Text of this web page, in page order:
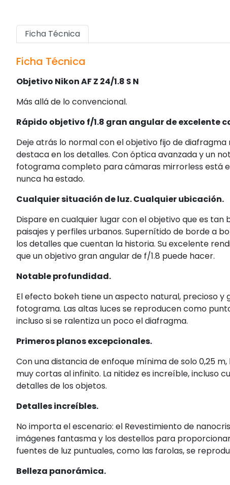
Ficha Técnica
Ficha Técnica
Objetivo Nikon AF Z 24/1.8 S N
Más allá de lo convencional.
Rápido objetivo f/1.8 gran angular de excelente
Deje atrás lo normal con el objetivo fijo de
destaca en los detalles. Con óptica avanzada y un
fotograma completo para cámaras mirrorless está
nunca ha estado.
Cualquier situación de luz. Cualquier ubicación.
Dispare en cualquier lugar con el objetivo que es
paisajes y perfiles urbanos. Supernítido de borde a
los detalles que cuentan la historia. Su excelente
que un objetivo gran angular de f/1.8 puede hacer.
Notable profundidad.
El efecto bokeh tiene un aspecto natural, precioso
fotograma. Las altas luces se reproducen como
incluso si se ralentiza un poco el diafragma.
Primeros planos excepcionales.
Con una distancia de enfoque mínima de solo 0,25
muy cortas al infinito. La nitidez es increíble, incluso
detalles de los objetos.
Detalles increíbles.
No importa el escenario: el Revestimiento de
imágenes fantasma y los destellos para
fuentes de luz puntuales, como las farolas, se
Belleza panorámica.